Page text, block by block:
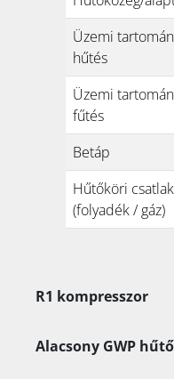
Üzemi
hűtés
Üzemi
fűtés
Betáp
Hűtőköri
(folyadék / gáz)
R1 kompresszor
Alacsony GWP